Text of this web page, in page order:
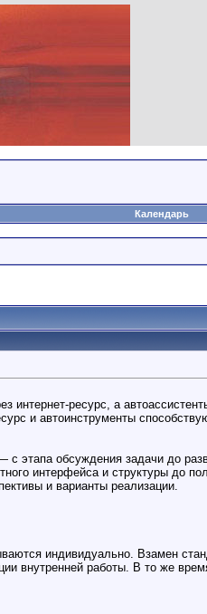
Календарь
интернет-ресурс, а
и автоинструменты
этапа обсуждения задачи до
интерфейса и структуры до
и варианты реализации.
индивидуально. Взамен
внутренней работы. В то же